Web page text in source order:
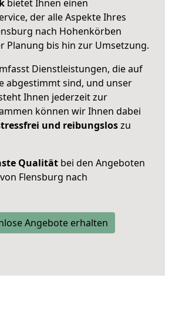
bietet Ihnen einen
der alle Aspekte Ihres
nach Hohenkörben
Planung bis hin zur Umsetzung.
Dienstleistungen, die auf
abgestimmt sind, und unser
Ihnen jederzeit zur
können wir Ihnen dabei
und reibungsloszu
Qualität bei den Angeboten
Flensburg nach
Angebote erhalten